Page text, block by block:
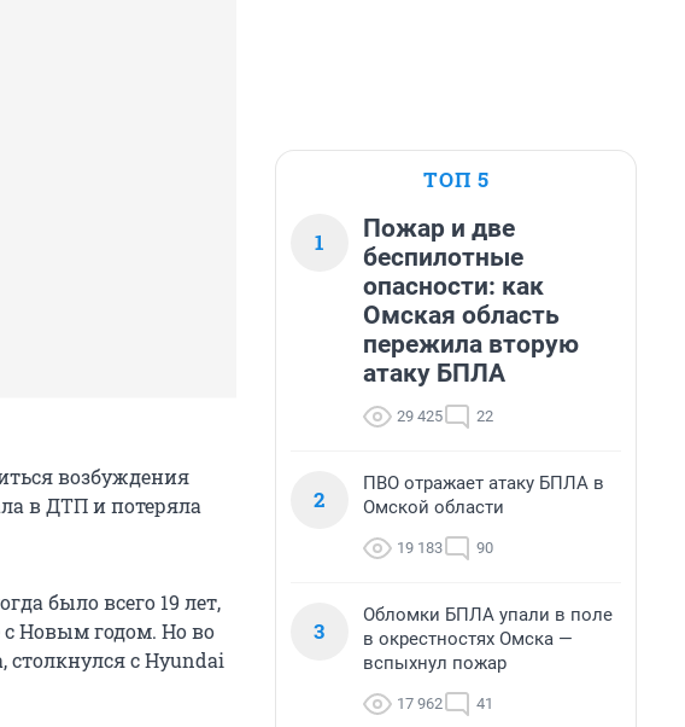
возбуждения
в ДТП и потеряла
было всего 19 лет,
с Новым годом. Но во
столкнулся с Hyundai
ТОП 5
1
Пожар и две
беспилотные
опасности: как
Омская область
пережила вторую
атаку БПЛА
29 425 22
2
ПВО отражает атаку БПЛА в
Омской области
19 183 90
3
Обломки БПЛА упали в поле
в окрестностях Омска —
вспыхнул пожар
17 962 41